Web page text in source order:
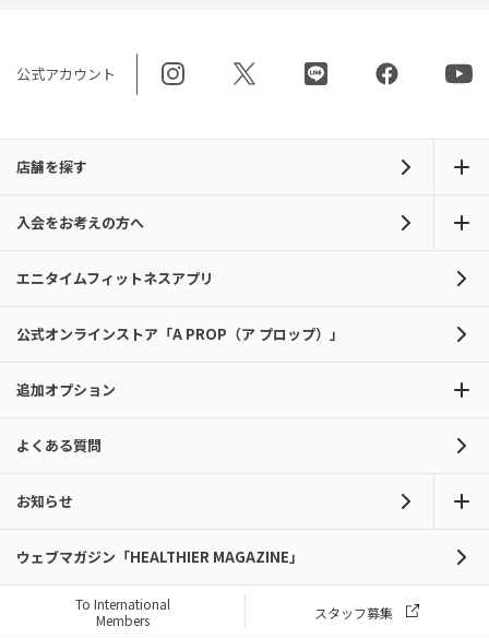
公式アカウント
店舗を探す
入会をお考えの方へ
エニタイムフィットネスアプリ
公式オンラインストア「A PROP（ア プロップ）」
追加オプション
よくある質問
お知らせ
ウェブマガジン「HEALTHIER MAGAZINE」
To International
Members
スタッフ募集